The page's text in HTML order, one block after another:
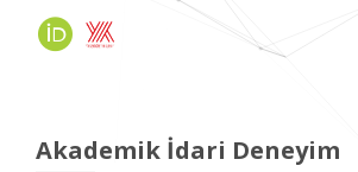
Akademik İdari Deneyim